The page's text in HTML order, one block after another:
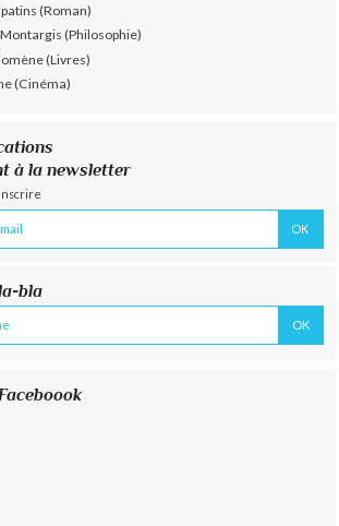
(Roman)
(Philosophie)
(Livres)
(Cinéma)
à la newsletter
bla